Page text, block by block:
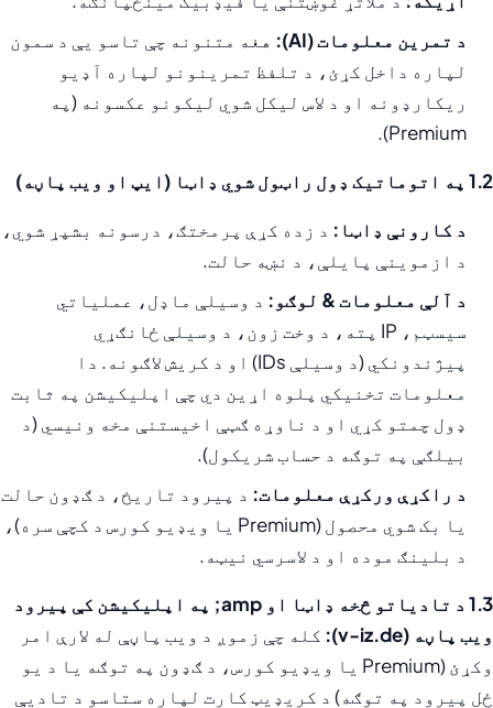
د تمرین معلومات (AI):
هغه متنونه چې تاسو یې د سمون
لپاره داخل کړئ، د تلفظ تمرینونو لپاره آډیو
ریکارډونه او د لاس لیکل شوي لیکونو عکسونه (په
Premium).
1.2 په اتوماتيک ډول راټول شوي ډاټا (ایپ او ویب پاڼه)
د کارونې ډاټا: د زده کړې پرمختګ، درسونه بشپړ شوي،
د ازموینې پایلې، د نښه حالت.
د آلې معلومات & لوګو: د وسیلې ماډل، عملیاتي
سیسټم، IP پته، د وخت زون، د وسیلې ځانګړي
پیژندونکي (د وسیلې IDs) او د کریش لاګونه. دا
معلومات تخنیکي پلوه اړین دي چې اپلیکیشن په ثابت
ډول چمتو کړي او د ناوړه ګټې اخیستنې مخه ونیسي (د
بیلګې په توګه د حساب شریکول).
د راکړې ورکړې معلومات: د پیرود تاریخ، د ګډون حالت
یا بک شوي محصول (Premium یا ویډیو کورس د کچې سره)،
د بلینګ موده او د لاسرسي نیټه.
1.3 د تادیاتو څخه ډاټا او amp; په اپلیکیشن کې پیرود
ویب پاڼه (v-iz.de):
کله چې زموږ د ویب پاڼې له لارې امر
وکړئ (Premium یا ویډیو کورس، د ګډون په توګه یا د یو
ځل پیرود په توګه) د کریډیټ کارت لپاره ستاسو د تادیې